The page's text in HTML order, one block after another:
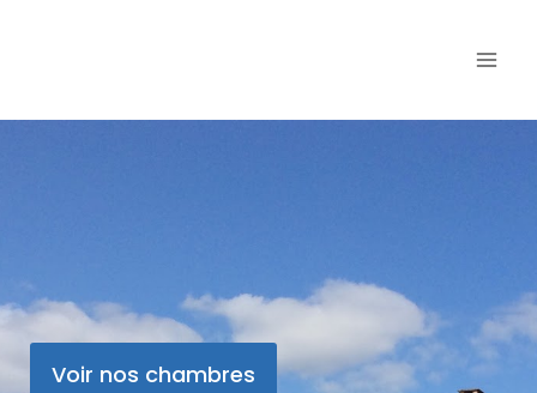
Voir nos chambres